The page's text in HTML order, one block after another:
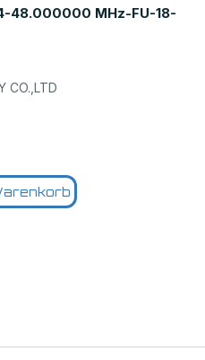
48.000000 MHz-FU-18-
CO.,LTD